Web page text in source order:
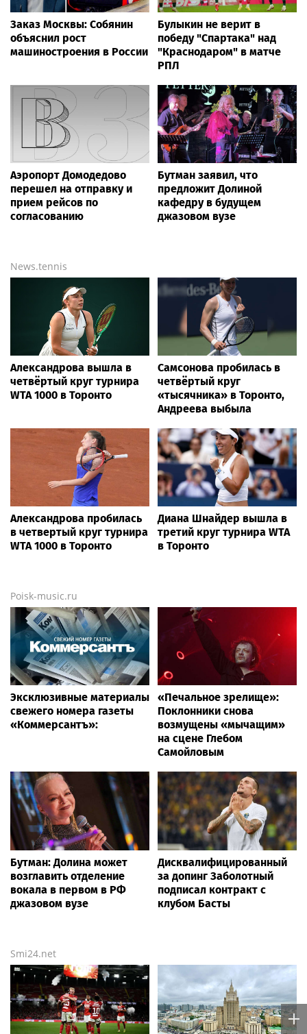
Заказ Москвы: Собянин
объяснил рост
машиностроения в России
Булыкин не верит в
победу "Спартака" над
"Краснодаром" в матче
РПЛ
Аэропорт Домодедово
перешел на отправку и
прием рейсов по
согласованию
Бутман заявил, что
предложит Долиной
кафедру в будущем
джазовом вузе
News.tennis
Александрова вышла в
четвёртый круг турнира
WTA 1000 в Торонто
Самсонова пробилась в
четвёртый круг
«тысячника» в Торонто,
Андреева выбыла
Александрова пробилась
в четвертый круг турнира
WTA 1000 в Торонто
Диана Шнайдер вышла в
третий круг турнира WTA
в Торонто
Poisk-music.ru
Эксклюзивные материалы
свежего номера газеты
«Коммерсантъ»:
«Печальное зрелище»:
Поклонники снова
возмущены «мычащим»
на сцене Глебом
Самойловым
Бутман: Долина может
возглавить отделение
вокала в первом в РФ
джазовом вузе
Дисквалифицированный
за допинг Заболотный
подписал контракт с
клубом Басты
Smi24.net